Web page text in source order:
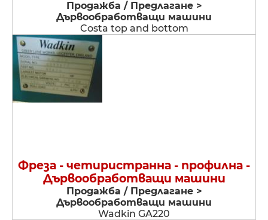
Продажба / Предлагане >
Дървообработващи машини
Costa top and bottom
Фреза - четиристранна - профилна -
Дървообработващи машини
Продажба / Предлагане >
Дървообработващи машини
Wadkin GA220